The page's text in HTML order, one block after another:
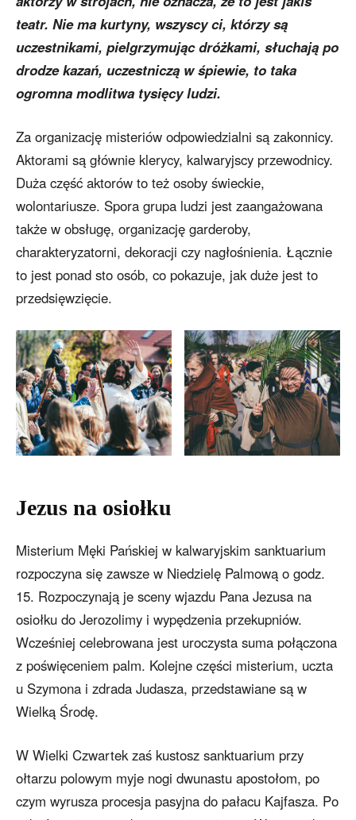
teatr. Nie ma kurtyny, wszyscy ci, którzy są
uczestnikami, pielgrzymując dróżkami, słuchają po
drodze kazań, uczestniczą w śpiewie, to taka
ogromna modlitwa tysięcy ludzi.
Za organizację misteriów odpowiedzialni są zakonnicy.
Aktorami są głównie klerycy, kalwaryjscy przewodnicy.
Duża część aktorów to też osoby świeckie,
wolontariusze. Spora grupa ludzi jest zaangażowana
także w obsługę, organizację garderoby,
charakteryzatorni, dekoracji czy nagłośnienia. Łącznie
to jest ponad sto osób, co pokazuje, jak duże jest to
przedsięwzięcie.
Jezus na osiołku
Misterium Męki Pańskiej w kalwaryjskim sanktuarium
rozpoczyna się zawsze w Niedzielę Palmową o godz.
15. Rozpoczynają je sceny wjazdu Pana Jezusa na
osiołku do Jerozolimy i wypędzenia przekupniów.
Wcześniej celebrowana jest uroczysta suma połączona
z poświęceniem palm. Kolejne części misterium, uczta
u Szymona i zdrada Judasza, przedstawiane są w
Wielką Środę.
W Wielki Czwartek zaś kustosz sanktuarium przy
ołtarzu polowym myje nogi dwunastu apostołom, po
czym wyrusza procesja pasyjna do pałacu Kajfasza. Po